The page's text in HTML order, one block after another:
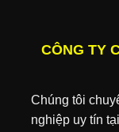
CÔNG TY
Chúng tôi
nghiệp uy tín